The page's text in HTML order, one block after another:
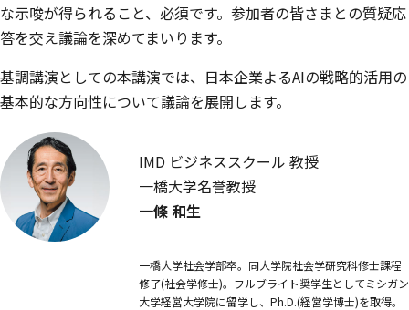
な示唆が得られること、必須です。参加者の皆さまとの質疑応
答を交え議論を深めてまいります。
基調講演としての本講演では、日本企業よるAIの戦略的活用の
基本的な方向性について議論を展開します。
IMD ビジネススクール 教授
一橋大学名誉教授
一條 和生
一橋大学社会学部卒。同大学院社会学研究科修士課程
修了(社会学修士)。フルブライト奨学生としてミシガン
大学経営大学院に留学し、Ph.D.(経営学博士)を取得。